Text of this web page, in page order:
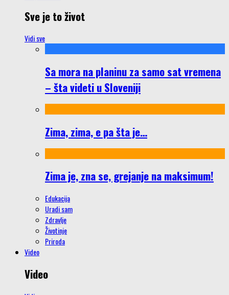
Sve je to život
Vidi sve
Sa mora na planinu za samo sat vremena
– šta videti u Sloveniji
Zima, zima, e pa šta je…
Zima je, zna se, grejanje na maksimum!
Edukacija
Uradi sam
Zdravlje
Životinje
Priroda
Video
Video